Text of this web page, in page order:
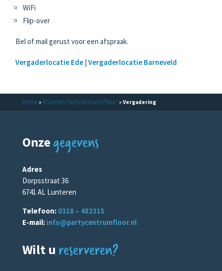
WiFi
Flip-over
Bel of mail gerust voor een afspraak.
Vergaderlocatie Ede |Vergaderlocatie Barneveld
Home» Waarom Partycentrum Floor?» Vergadering
Onzegegevens
Adres
Dorpsstraat 36
6741 AL Lunteren
Telefoon: 0318 – 482315
E-mail: info@partycentrumfloor.nl
Wilt u reserveren?